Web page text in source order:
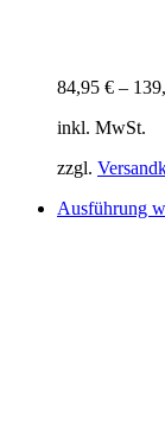
84,95 € –
inkl. MwSt.
zzgl.
Ausführung